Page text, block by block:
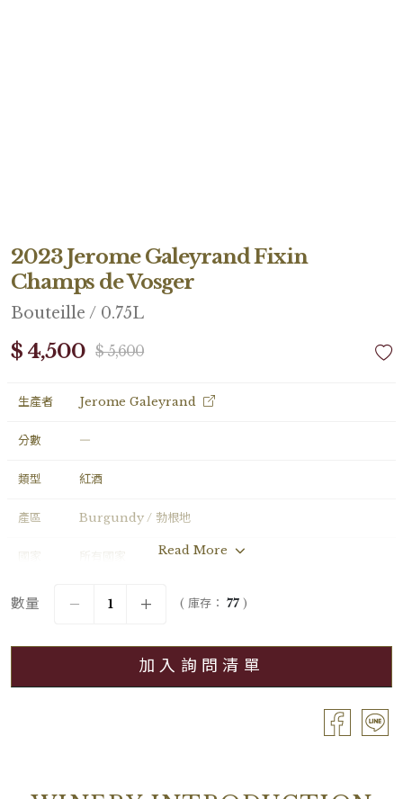
2023 Jerome Galeyrand Fixin
Champs de Vosger
Bouteille / 0.75L
$ 4,500 $ 5,600
生產者 Jerome Galeyrand
分數 ―
類型 紅酒
產區 Burgundy / 勃根地
國家 所有國家
年份
Village / 村莊級
Read More
數量 ( 庫存： 77 )
加入詢問清單